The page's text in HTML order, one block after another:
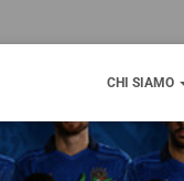
CHI SIAMO